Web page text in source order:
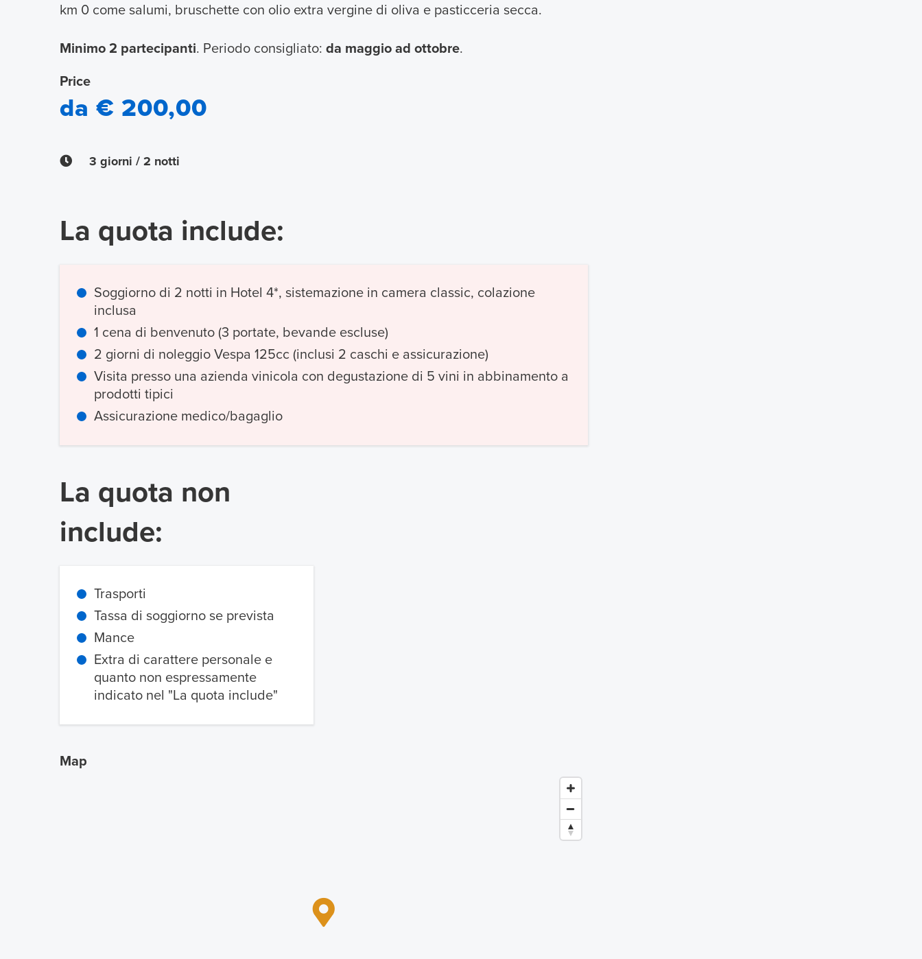
km 0 come salumi, bruschette con olio extra vergine di oliva e pasticceria secca.
Minimo 2 partecipanti. Periodo consigliato: da maggio ad ottobre.
Price
da € 200,00
3 giorni / 2 notti
La quota include:
Soggiorno di 2 notti in Hotel 4*, sistemazione in camera classic, colazione
inclusa
1 cena di benvenuto (3 portate, bevande escluse)
2 giorni di noleggio Vespa 125cc (inclusi 2 caschi e assicurazione)
Visita presso una azienda vinicola con degustazione di 5 vini in abbinamento a
prodotti tipici
Assicurazione medico/bagaglio
La quota non
include:
Trasporti
Tassa di soggiorno se prevista
Mance
Extra di carattere personale e
quanto non espressamente
indicato nel "La quota include"
Map